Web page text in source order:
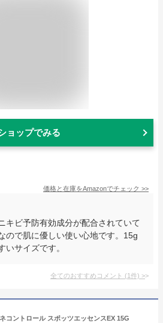
ョップでみる
価格と在庫をAmazonでチェック >>
キビ予防有効成分が配合されていて
ので肌に優しい使い心地です。15g
いサイズです。
全てのおすすめコメント (1件) >
コントロール スポッツエッセンスEX 15G